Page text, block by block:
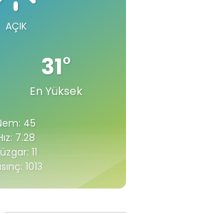
AÇIK
31°
En Yüksek
45
7.28
11
1013